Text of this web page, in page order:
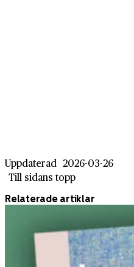
Uppdaterad 2026-03-26
Till sidans topp
Relaterade artiklar